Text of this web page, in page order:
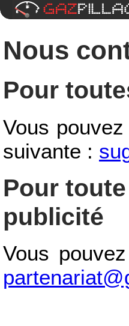
Nous
Pour
Vous
suivante :
Pour
publicité
Vous